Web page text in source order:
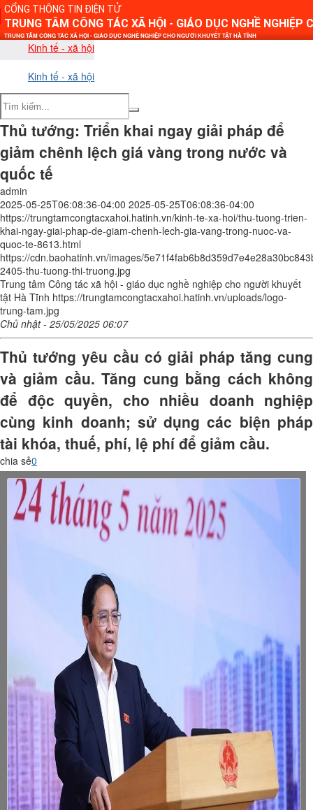
CỔNG THÔNG TIN ĐIỆN TỬ
TRUNG TÂM CÔNG TÁC XÃ HỘI - GIÁO DỤC NGHỀ NGHIỆP
TRUNG TÂM CÔNG TÁC XÃ HỘI - GIÁO DỤC NGHỀ NGHIỆP CHO NGƯỜI KHUYẾT TẬT HÀ TĨNH
Kinh tế - xã hội
Kinh tế - xã hội
Thủ tướng: Triển khai ngay giải pháp để
giảm chênh lệch giá vàng trong nước và
quốc tế
admin
2025-05-25T06:08:36-04:00 2025-05-25T06:08:36-04:00
https://trungtamcongtacxahoi.hatinh.vn/kinh-te-xa-hoi/thu-tuong-trien-
khai-ngay-giai-phap-de-giam-chenh-lech-gia-vang-trong-nuoc-va-
quoc-te-8613.html
https://cdn.baohatinh.vn/images/
2405-thu-tuong-thi-truong.jpg
Trung tâm Công tác xã hội - giáo dục nghề nghiệp cho người khuyết
tật Hà Tĩnh https://trungtamcongtacxahoi.hatinh.vn/uploads/logo-
trung-tam.jpg
Chủ nhật - 25/05/2025 06:07
Thủ tướng yêu cầu có giải pháp tăng cung
và giảm cầu. Tăng cung bằng cách không
để độc quyền, cho nhiều doanh nghiệp
cùng kinh doanh; sử dụng các biện pháp
tài khóa, thuế, phí, lệ phí để giảm cầu.
chia sẻ0